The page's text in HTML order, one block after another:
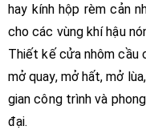
hay kính hộp rèm cản
cho các vùng khí hậu
Thiết kế cửa nhôm cầu
mở quay, mở hất, mở
gian công trình và
đại.